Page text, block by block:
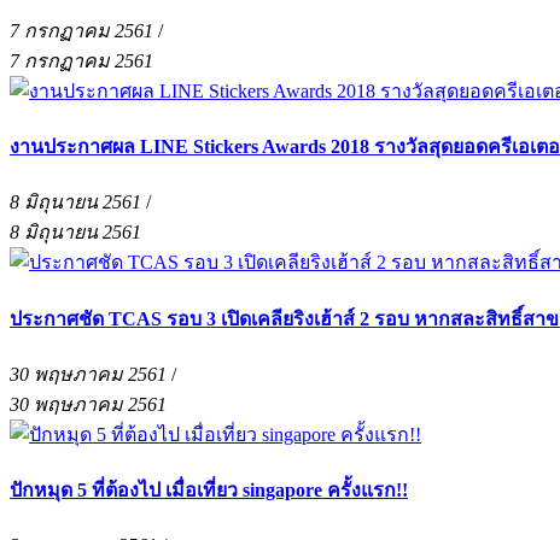
7 กรกฏาคม 2561 /
7 กรกฏาคม 2561
งานประกาศผล LINE Stickers Awards 2018 รางวัลสุดยอดครีเอเ
8 มิถุนายน 2561 /
8 มิถุนายน 2561
ประกาศชัด TCAS รอบ 3 เปิดเคลียริงเฮ้าส์ 2 รอบ หากสละสิทธิ์ส
30 พฤษภาคม 2561 /
30 พฤษภาคม 2561
ปักหมุด 5 ที่ต้องไป เมื่อเที่ยว singapore ครั้งแรก!!